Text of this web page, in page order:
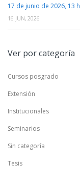
17 de junio de 2026, 13 h
16 JUN, 2026
Ver por categoría
Cursos posgrado
Extensión
Institucionales
Seminarios
Sin categoría
Tesis